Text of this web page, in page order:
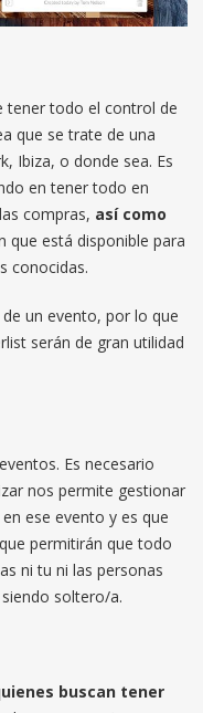
tener todo el control de
que se trate de una
Ibiza, o donde sea. Es
en tener todo en
compras, así como
que está disponible para
conocidas.
un evento, por lo que
serán de gran utilidad
Es necesario
nos permite gestionar
ese evento y es que
permitirán que todo
ni tu ni las personas
soltero/a.
buscan tener